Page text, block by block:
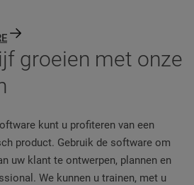
groeien met onze
kunt u profiteren van een
product. Gebruik de software om
uw klant te ontwerpen, plannen en
We kunnen u trainen, met u